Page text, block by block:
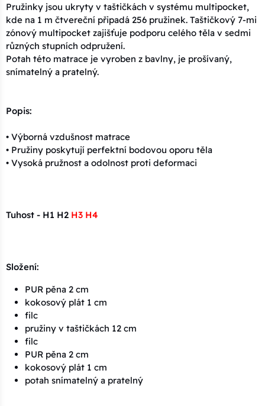
Pružinky jsou ukryty v taštičkách v systému multipocket,
kde na 1 m čtvereční připadá 256 pružinek. Taštičkový 7-mi
zónový multipocket zajišťuje podporu celého těla v sedmi
různých stupních odpružení.
Potah této matrace je vyroben z bavlny, je prošívaný,
snímatelný a pratelný.
Popis:
• Výborná vzdušnost matrace
• Pružiny poskytují perfektní bodovou oporu těla
• Vysoká pružnost a odolnost proti deformaci
Tuhost - H1 H2 H3 H4
Složení:
PUR pěna 2 cm
kokosový plát 1 cm
filc
pružiny v taštičkách 12 cm
filc
PUR pěna 2 cm
kokosový plát 1 cm
potah snímatelný a pratelný